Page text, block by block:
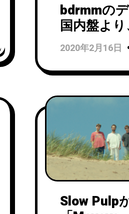
bdrmmの
国内盤よ
ミックス曲
(GLOK
2020年2月16日
Slow Pulp